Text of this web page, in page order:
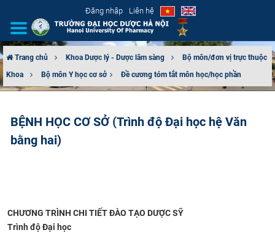
Đăng nhập Liên hệ
GIỚI THIỆU
TUYỂN SINH
KHOA HỌC CÔNG NGHỆ
Trang chủ Khoa Dược lý - Dược lâm sàng
Bộ môn/đơn vị trực thuộc
Khoa
Bộ môn Y học cơ sở​ Đề cương tóm tắt môn học/học phần
BỆNH HỌC CƠ SỞ (Trình độ Đại học hệ Văn
bằng hai)
CHƯƠNG TRÌNH CHI TIẾT ĐÀO TẠO DƯỢC SỸ
Trình độ Đại học